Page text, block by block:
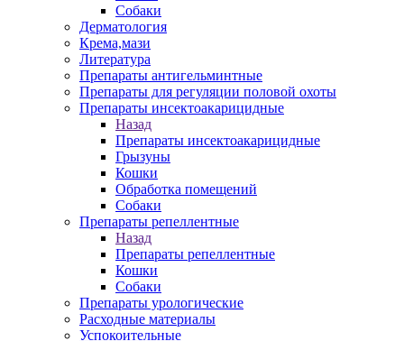
Собаки
Дерматология
Крема,мази
Литература
Препараты антигельминтные
Препараты для регуляции половой охоты
Препараты инсектоакарицидные
Назад
Препараты инсектоакарицидные
Грызуны
Кошки
Обработка помещений
Собаки
Препараты репеллентные
Назад
Препараты репеллентные
Кошки
Собаки
Препараты урологические
Расходные материалы
Успокоительные